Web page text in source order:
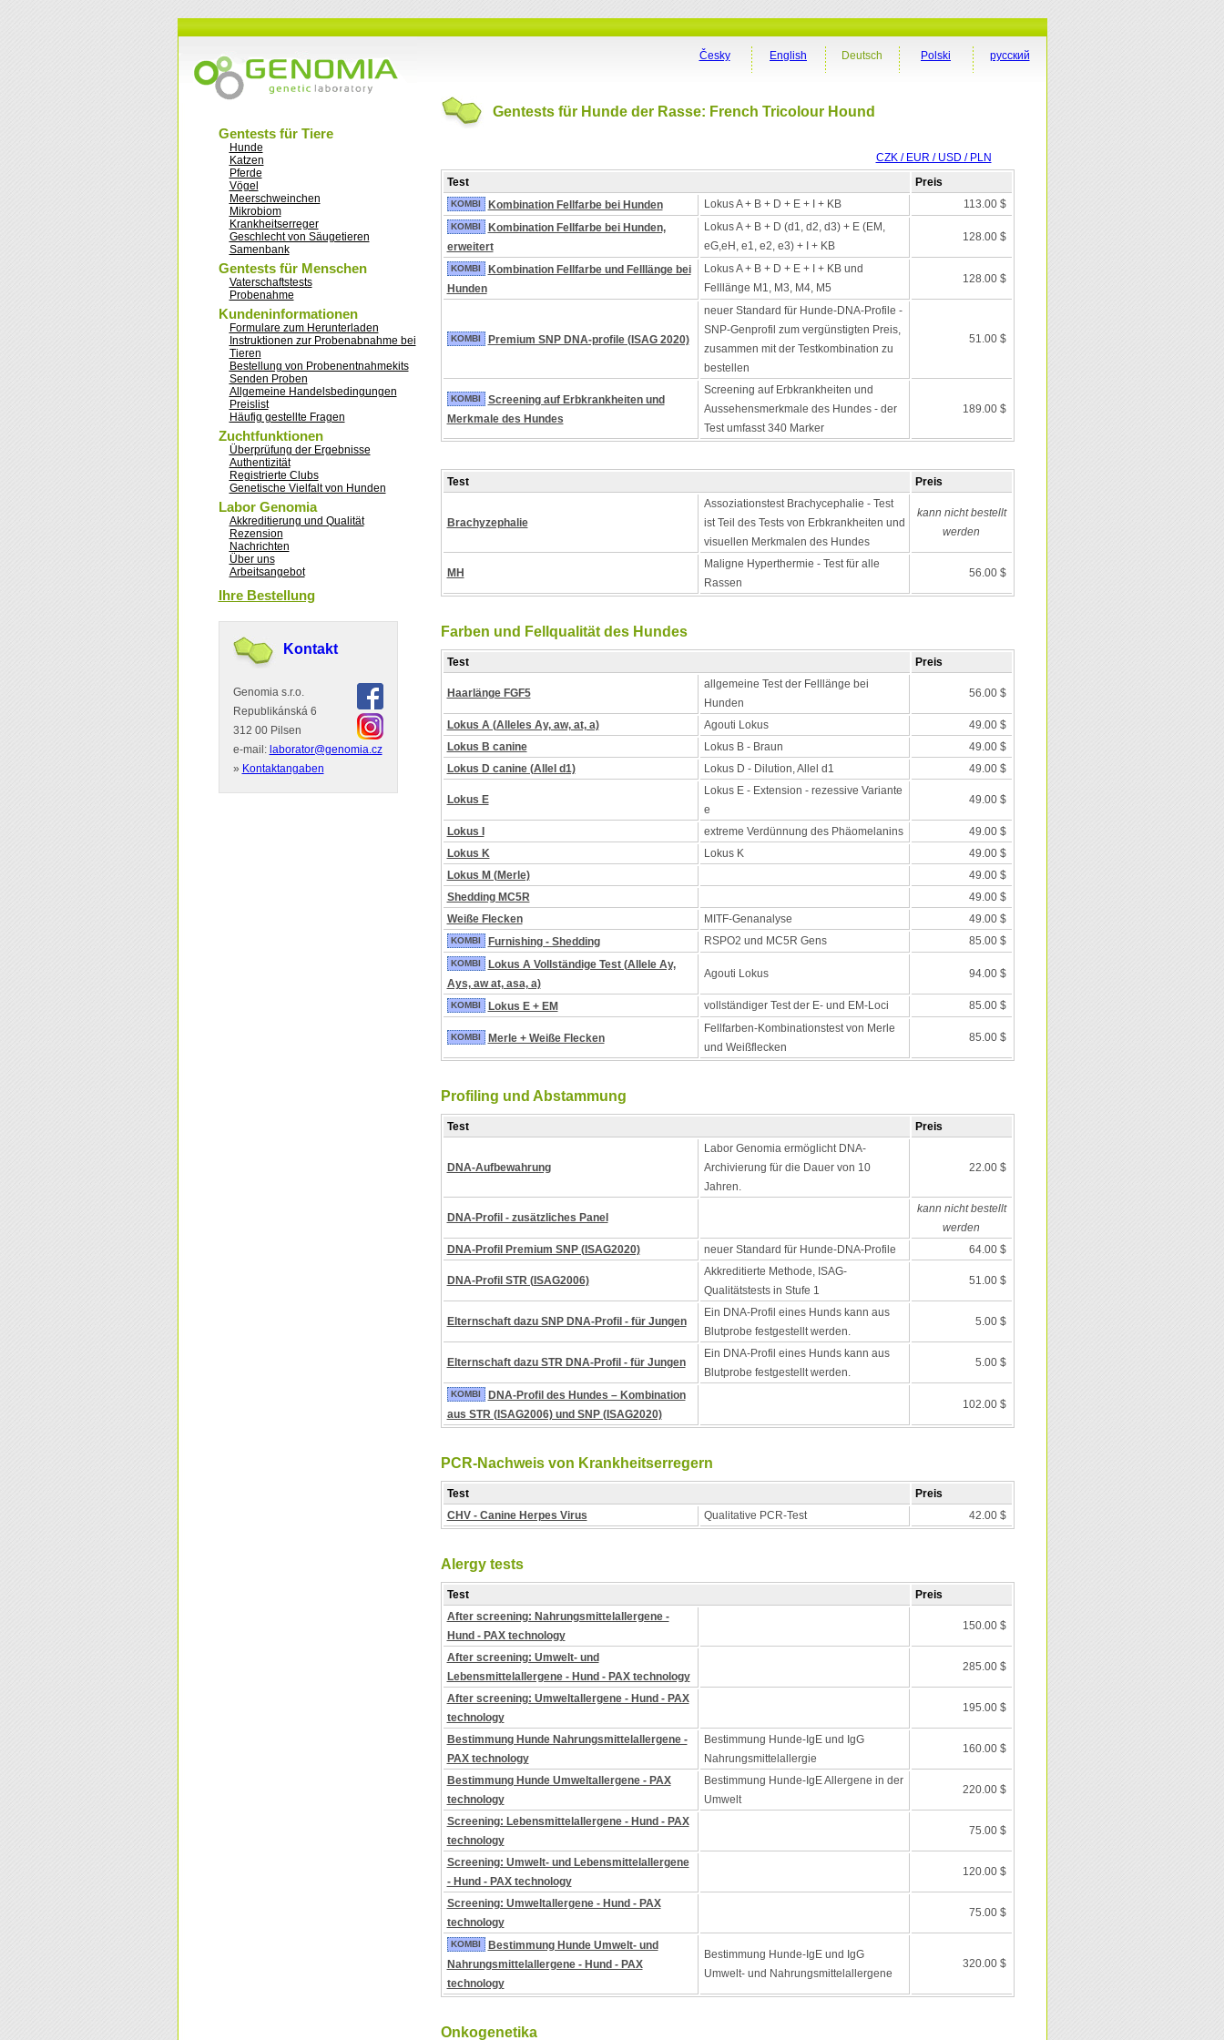
Gentests für Tiere
Hunde
Katzen
Pferde
Vögel
Meerschweinchen
Mikrobiom
Krankheitserreger
Geschlecht von Säugetieren
Samenbank
Gentests für Menschen
Vaterschaftstests
Probenahme
Kundeninformationen
Formulare zum Herunterladen
Instruktionen zur Probenabnahme bei
Tieren
Bestellung von Probenentnahmekits
Senden Proben
Allgemeine Handelsbedingungen
Preislist
Häufig gestellte Fragen
Zuchtfunktionen
Überprüfung der Ergebnisse
Authentizität
Registrierte Clubs
Genetische Vielfalt von Hunden
Labor Genomia
Akkreditierung und Qualität
Rezension
Nachrichten
Über uns
Arbeitsangebot
Ihre Bestellung
Kontakt
Genomia s.r.o.
Republikánská 6
312 00 Pilsen
e-mail: laborator@genomia.cz
» Kontaktangaben
русский
Polski
Deutsch
English
Česky
Gentests für Hunde der Rasse: French Tricolour Hound
CZK / EUR / USD / PLN
Test
Preis
KOMBI Kombination Fellfarbe bei Hunden Lokus A + B + D + E + I + KB 113.00 $
KOMBI
Kombination Fellfarbe bei Hunden,
erweitert
Lokus A + B + D (d1, d2, d3) + E (EM,
eG,eH, e1, e2, e3) + I + KB
128.00 $
KOMBI
Kombination Fellfarbe und Felllänge bei
Hunden
Lokus A + B + D + E + I + KB und
Felllänge M1, M3, M4, M5
128.00 $
KOMBI Premium SNP DNA-profile (ISAG 2020)
neuer Standard für Hunde-DNA-Profile -
SNP-Genprofil zum vergünstigten Preis,
zusammen mit der Testkombination zu
bestellen
51.00 $
KOMBI
Screening auf Erbkrankheiten und
Merkmale des Hundes
Screening auf Erbkrankheiten und
Aussehensmerkmale des Hundes - der
Test umfasst 340 Marker
189.00 $
Test Preis
Brachyzephalie
Assoziationstest Brachycephalie - Test
ist Teil des Tests von Erbkrankheiten und
visuellen Merkmalen des Hundes
kann nicht bestellt
werden
MH
Maligne Hyperthermie - Test für alle
Rassen
56.00 $
Farben und Fellqualität des Hundes
Test Preis
Haarlänge FGF5
allgemeine Test der Felllänge bei
Hunden
56.00 $
Lokus A (Alleles Ay, aw, at, a) Agouti Lokus
49.00 $
Lokus B canine
Lokus B - Braun
49.00 $
Lokus D canine (Allel d1)
Lokus D - Dilution, Allel d1 49.00 $
Lokus E
Lokus E - Extension - rezessive Variante
e
49.00 $
Lokus I extreme Verdünnung des Phäomelanins
49.00 $
Lokus K
Lokus K
49.00 $
Lokus M (Merle)
49.00 $
Shedding MC5R
49.00 $
Weiße Flecken
MITF-Genanalyse 49.00 $
KOMBI Furnishing - Shedding RSPO2 und MC5R Gens 85.00 $
KOMBI
Lokus A Vollständige Test (Allele Ay,
Ays, aw at, asa, a)
Agouti Lokus 94.00 $
KOMBI Lokus E + EM vollständiger Test der E- und EM-Loci 85.00 $
KOMBI Merle + Weiße Flecken
Fellfarben-Kombinationstest von Merle
und Weißflecken
85.00 $
Profiling und Abstammung
Test Preis
DNA-Aufbewahrung
Labor Genomia ermöglicht DNA-
Archivierung für die Dauer von 10
Jahren.
22.00 $
DNA-Profil - zusätzliches Panel
kann nicht bestellt
werden
DNA-Profil Premium SNP (ISAG2020)
neuer Standard für Hunde-DNA-Profile 64.00 $
DNA-Profil STR (ISAG2006)
Akkreditierte Methode, ISAG-
Qualitätstests in Stufe 1
51.00 $
Elternschaft dazu SNP DNA-Profil - für Jungen
Ein DNA-Profil eines Hunds kann aus
Blutprobe festgestellt werden.
5.00 $
Elternschaft dazu STR DNA-Profil - für Jungen
Ein DNA-Profil eines Hunds kann aus
Blutprobe festgestellt werden.
5.00 $
KOMBI
DNA-Profil des Hundes – Kombination
aus STR (ISAG2006) und SNP (ISAG2020)
102.00 $
PCR-Nachweis von Krankheitserregern
Test
Preis
CHV - Canine Herpes Virus
Qualitative PCR-Test 42.00 $
Alergy tests
Test
Preis
After screening: Nahrungsmittelallergene -
Hund - PAX technology
150.00 $
After screening: Umwelt- und
Lebensmittelallergene - Hund - PAX technology
285.00 $
After screening: Umweltallergene - Hund - PAX
technology
195.00 $
Bestimmung Hunde Nahrungsmittelallergene -
PAX technology
Bestimmung Hunde-IgE und IgG
Nahrungsmittelallergie
160.00 $
Bestimmung Hunde Umweltallergene - PAX
technology
Bestimmung Hunde-IgE Allergene in der
Umwelt
220.00 $
Screening: Lebensmittelallergene - Hund - PAX
technology
75.00 $
Screening: Umwelt- und Lebensmittelallergene
- Hund - PAX technology
120.00 $
Screening: Umweltallergene - Hund - PAX
technology
75.00 $
KOMBI
Bestimmung Hunde Umwelt- und
Nahrungsmittelallergene - Hund - PAX
technology
Bestimmung Hunde-IgE und IgG
Umwelt- und Nahrungsmittelallergene
320.00 $
Onkogenetika